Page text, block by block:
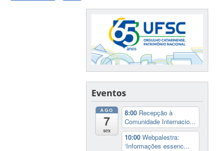
Eventos
AGO
7
sex
8:00 Recepção à
Comunidade Internacio...
10:00Webpalestra:
‘Informações essenc...